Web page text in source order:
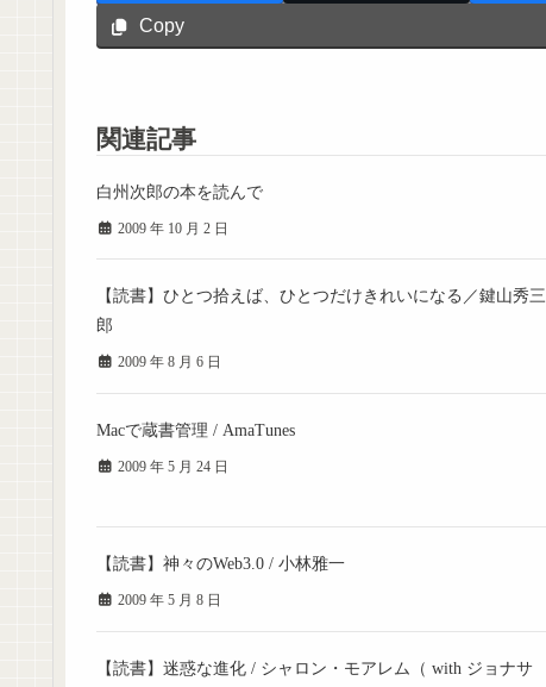
Copy
関連記事
白州次郎の本を読んで
2009 年 10 月 2 日
【読書】ひとつ拾えば、ひとつだけきれいになる／鍵山秀三
郎
2009 年 8 月 6 日
Macで蔵書管理 / AmaTunes
2009 年 5 月 24 日
【読書】神々のWeb3.0 / 小林雅一
2009 年 5 月 8 日
【読書】迷惑な進化 / シャロン・モアレム（ with ジョナサ